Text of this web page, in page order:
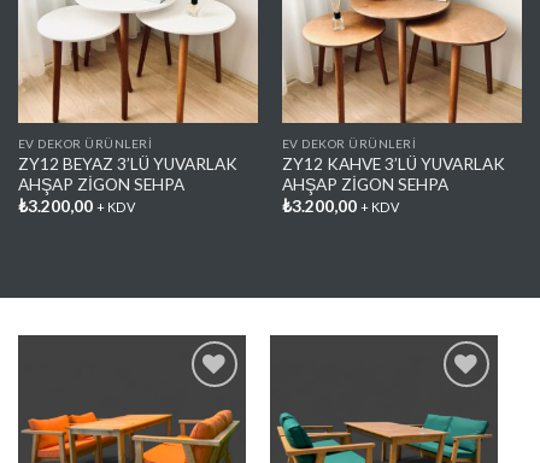
EV DEKOR ÜRÜNLERİ
ZY12 BEYAZ 3’LÜ YUVARLAK
AHŞAP ZİGON SEHPA
₺3.200,00 + KDV
EV DEKOR ÜRÜNLERİ
ZY12 KAHVE 3’LÜ YUVARLAK
AHŞAP ZİGON SEHPA
₺3.200,00 + KDV
Favorilere
Favorilere